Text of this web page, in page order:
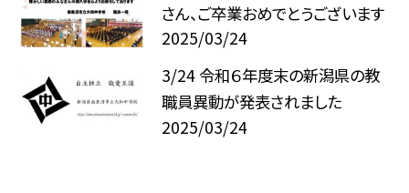
さん、ご卒業おめでとうございます
2025/03/24
3/24 令和６年度末の新潟県の教
職員異動が発表されました
2025/03/24